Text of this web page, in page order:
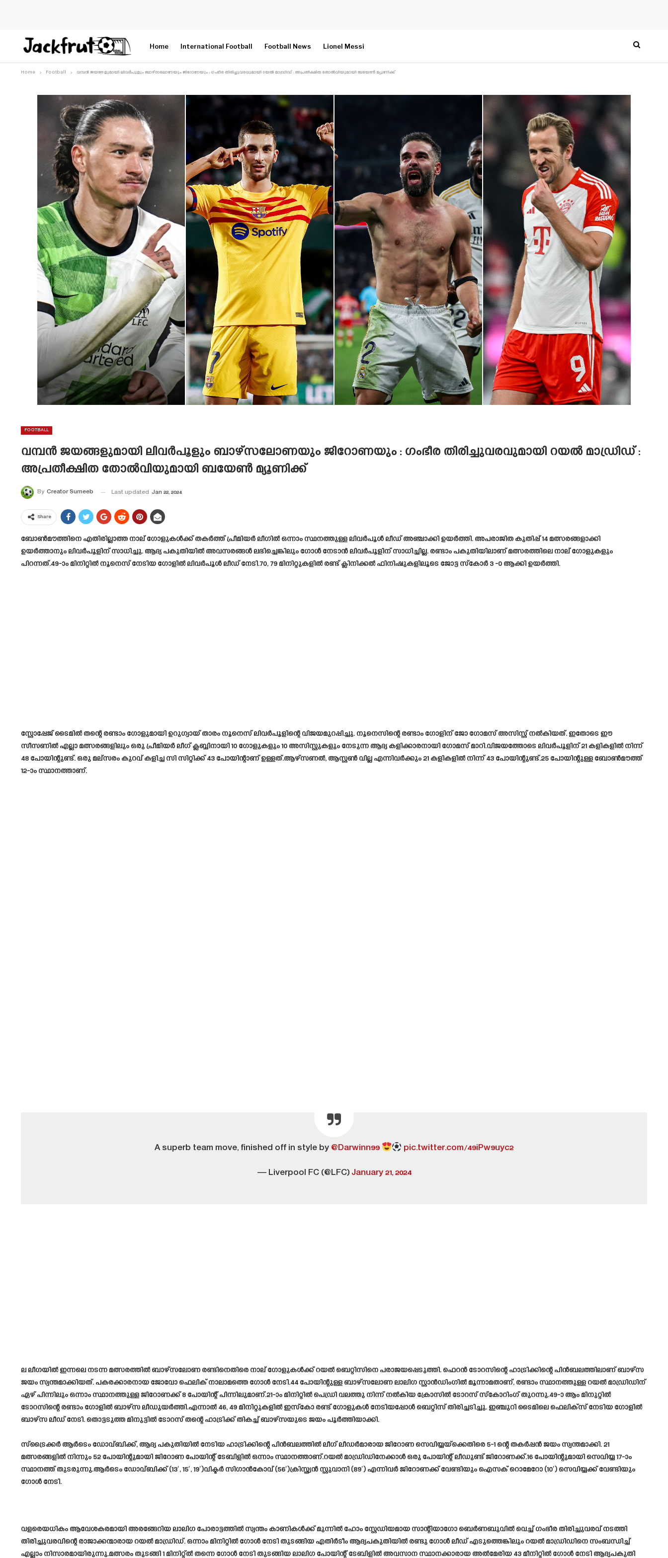
Home International Football Football News Lionel Messi
Home Football വമ്പൻ ജയങ്ങളുമായി ലിവർപൂളും ബാഴ്സലോണയും ജിറോണയും : ഗംഭീര തിരിച്ചുവരവുമായി റയൽ മാഡ്രിഡ് : അപ്രതീക്ഷിത തോൽവിയുമായി ബയേൺ മ്യൂണിക്ക്
FOOTBALL
വമ്പൻ ജയങ്ങളുമായി ലിവർപൂളും ബാഴ്സലോണയും ജിറോണയും : ഗംഭീര തിരിച്ചുവരവുമായി റയൽ മാഡ്രിഡ് :
അപ്രതീക്ഷിത തോൽവിയുമായി ബയേൺ മ്യൂണിക്ക്
By Creator Sumeeb Last updated Jan 22, 2024
Share
ബോൺമൗത്തിനെ എതിരില്ലാത്ത നാല് ഗോളുകൾക്ക് തകർത്ത് പ്രീമിയർ ലീഗിൽ ഒന്നാം സ്ഥനത്തുള്ള ലിവർപൂൾ ലീഡ് അഞ്ചാക്കി ഉയർത്തി. അപരാജിത കുതിപ്പ് 14 മത്സരങ്ങളാക്കി
ഉയർത്താനും ലിവർപൂളിന് സാധിച്ചു. ആദ്യ പകുതിയിൽ അവസരങ്ങൾ ലഭിച്ചെങ്കിലും ഗോൾ നേടാൻ ലിവർപൂളിന് സാധിച്ചില്ല. രണ്ടാം പകുതിയിലാണ് മത്സരത്തിലെ നാല് ഗോളുകളും
പിറന്നത്.49-ാം മിനിറ്റിൽ നൂനെസ് നേടിയ ഗോളിൽ ലിവർപൂൾ ലീഡ് നേടി.70, 79 മിനിറ്റുകളിൽ രണ്ട് ക്ലിനിക്കൽ ഫിനിഷുകളിലൂടെ ജോട്ട സ്കോർ 3 -0 ആക്കി ഉയർത്തി.
സ്റ്റോപ്പേജ് ടൈമിൽ തന്റെ രണ്ടാം ഗോളുമായി ഉറുഗ്വായ് താരം നൂനെസ് ലിവർപൂളിന്റെ വിജയമുറപ്പിച്ചു. നൂനെസിന്റെ രണ്ടാം ഗോളിന് ജോ ഗോമസ് അസിസ്റ്റ് നൽകിയത്. ഇതോടെ ഈ
സീസണിൽ എല്ലാ മത്സരങ്ങളിലും ഒരു പ്രീമിയർ ലീഗ് ക്ലബ്ബിനായി 10 ഗോളുകളും 10 അസിസ്റ്റുകളും നേടുന്ന ആദ്യ കളിക്കാരനായി ഗോമസ് മാറി.വിജയത്തോടെ ലിവർപൂളിന് 21 കളികളിൽ നിന്ന്
48 പോയിന്റുണ്ട്. ഒരു മല്സരം കുറവ് കളിച്ച സി സിറ്റിക്ക് 43 പോയിന്റാണ് ഉള്ളത്.ആഴ്സണൽ, ആസ്റ്റൺ വില്ല എന്നിവർക്കും 21 കളികളിൽ നിന്ന് 43 പോയിന്റുണ്ട്.25 പോയിന്റുള്ള ബോൺമൗത്ത്
12-ാം സ്ഥാനത്താണ്.
A superb team move, finished off in style by @Darwinn99 pic.twitter.com/49iPw9uyc2
— Liverpool FC (@LFC) January 21, 2024
ല ലീഗയിൽ ഇന്നലെ നടന്ന മത്സരത്തിൽ ബാഴ്സലോണ രണ്ടിനെതിരെ നാല് ഗോളുകൾക്ക് റയൽ ബെറ്റിസിനെ പരാജയപ്പെടുത്തി. ഫെറൻ ടോറസിന്റെ ഹാട്രിക്കിന്റെ പിൻബലത്തിലാണ് ബാഴ്സ
ജയം സ്വന്തമാക്കിയത്. പകരക്കാരനായ ജോവോ ഫെലിക്‌ നാലാമത്തെ ഗോൾ നേടി.44 പോയിന്റുള്ള ബാഴ്‌സലോണ ലാലിഗ സ്റ്റാൻഡിംഗിൽ മൂന്നാമതാണ്, രണ്ടാം സ്ഥാനത്തുള്ള റയൽ മാഡ്രിഡിന്
ഏഴ് പിന്നിലും ഒന്നാം സ്ഥാനത്തുള്ള ജിറോണക്ക് 8 പോയിന്റ് പിന്നിലുമാണ്.21-ാം മിനിറ്റിൽ പെഡ്രി വലത്തു നിന്ന് നൽകിയ ക്രോസിൽ ടോറസ് സ്കോറിംഗ് തുറന്നു.49-ാ ആം മിനുറ്റിൽ
ടോറസിന്റെ രണ്ടാം ഗോളിൽ ബാഴ്സ ലീഡുയർത്തി.എന്നാൽ 46, 49 മിനിറ്റുകളിൽ ഇസ്കോ രണ്ട് ഗോളുകൾ നേടിയപ്പോൾ ബെറ്റിസ് തിരിച്ചടിച്ചു. ഇഞ്ചുറി ടൈമിലെ ഫെലിക്‌സ് നേടിയ ഗോളിൽ
ബാഴ്സ ലീഡ് നേടി. തൊട്ടടുത്ത മിനുട്ടിൽ ടോറസ് തന്റെ ഹാട്രിക്ക് തികച്ച് ബാഴ്സയുടെ ജയം പൂർത്തിയാക്കി.
സ്‌ട്രൈക്കർ ആർടെം ഡോവ്‌ബിക്ക്, ആദ്യ പകുതിയിൽ നേടിയ ഹാട്രിക്കിന്റെ പിൻബലത്തിൽ ലീഗ് ലീഡർമാരായ ജിറോണ സെവിയ്യയ്‌ക്കെതിരെ 5-1 ന്റെ തകർപ്പൻ ജയം സ്വന്തമാക്കി. 21
മത്സരങ്ങളിൽ നിന്നും 52 പോയിന്റുമായി ജിറോണ പോയിന്റ് ടേബിളിൽ ഒന്നാം സ്ഥാനത്താണ്.റയൽ മാഡ്രിഡിനേക്കാൾ ഒരു പോയിന്റ് ലീഡുണ്ട് ജിറോണക്ക്.16 പോയിന്റുമായി സെവിയ്യ 17-ാം
സ്ഥാനത്ത് തുടരുന്നു.ആർടെം ഡോവ്ബിക്ക് (13′, 15′, 19′)വിക്ടർ സിഗാൻകോവ് (56′)ക്രിസ്ത്യൻ സ്റ്റുവാനി (89′) എന്നിവർ ജിറോണക്ക് വേണ്ടിയും ഐസക് റൊമേറോ (10′) സെവിയ്യക്ക് വേണ്ടിയും
ഗോൾ നേടി.
വളരെയധികം ആവേശകരമായി അരങ്ങേറിയ ലാലിഗ പോരാട്ടത്തിൽ സ്വന്തം കാണികൾക്ക് മുന്നിൽ ഹോം സ്റ്റേഡിയമായ സാന്റിയാഗോ ബെർണബുവിൽ വെച്ച് ഗംഭീര തിരിച്ചുവരവ് നടത്തി
തിരിച്ചുവരവിന്റെ രാജാക്കന്മാരായ റയൽ മാഡ്രിഡ്. ഒന്നാം മിനിറ്റിൽ ഗോൾ നേടി തുടങ്ങിയ എതിർടീം ആദ്യപകുതിയിൽ രണ്ടു ഗോൾ ലീഡ് എടുത്തെങ്കിലും റയൽ മാഡ്രിഡിനെ സംബന്ധിച്ച്
എല്ലാം നിസാരമായിരുന്നു.മത്സരം തുടങ്ങി 1 മിനിറ്റ്ൽ തന്നെ ഗോൾ നേടി തുടങ്ങിയ ലാലിഗ പോയിന്റ് ടേബിളിൽ അവസാന സ്ഥാനക്കാരായ അൽമേരിയ 43 മീനിറ്റിൽ ഗോൾ നേടി ആദ്യപകുതി